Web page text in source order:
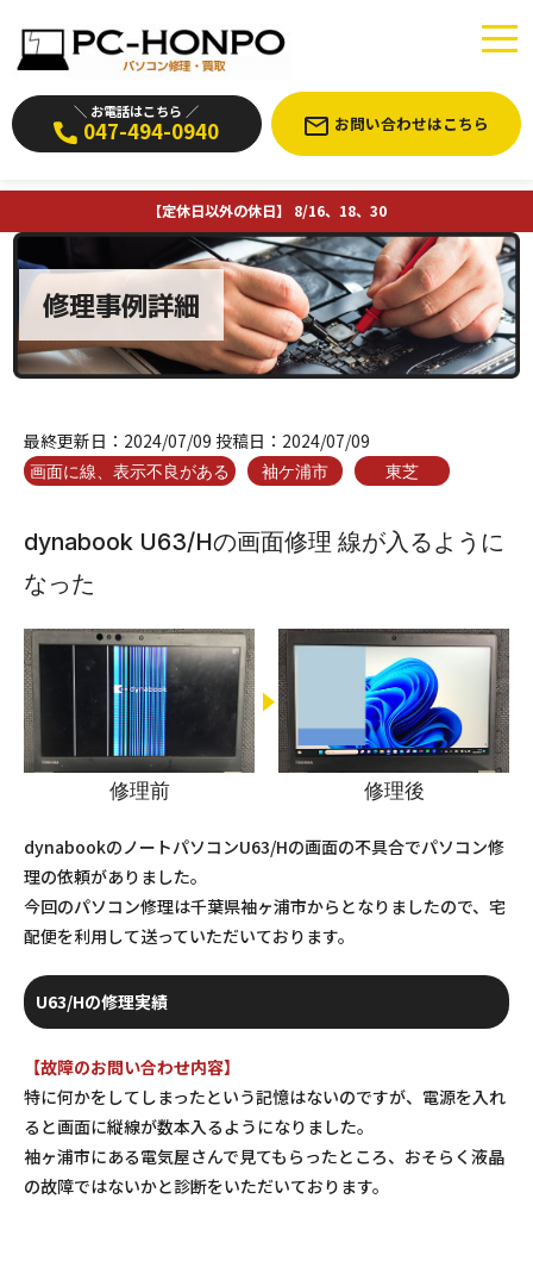
＼ お電話はこちら ／
047-494-0940 お問い合わせはこちら
【定休日以外の休日】 8/16、18、30
修理事例詳細
最終更新日： 2024/07/09 投稿日： 2024/07/09
画面に線、表示不良がある 袖ケ浦市 東芝
dynabook U63/Hの画面修理 線が入るように
なった
修理前 修理後
dynabookのノートパソコンU63/Hの画面の不具合でパソコン修
理の依頼がありました。
今回のパソコン修理は千葉県袖ヶ浦市からとなりましたので、宅
配便を利用して送っていただいております。
U63/Hの修理実績
【故障のお問い合わせ内容】
特に何かをしてしまったという記憶はないのですが、電源を入れ
ると画面に縦線が数本入るようになりました。
袖ヶ浦市にある電気屋さんで見てもらったところ、おそらく液晶
の故障ではないかと診断をいただいております。